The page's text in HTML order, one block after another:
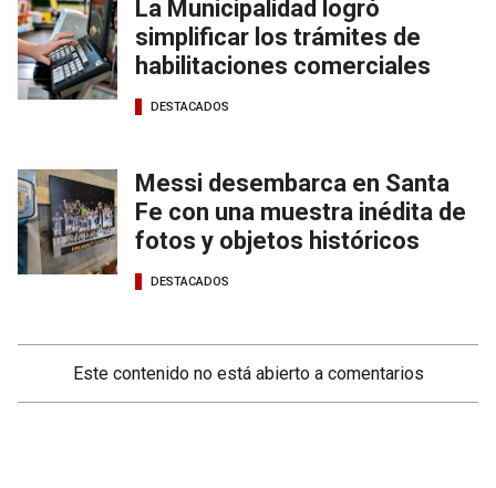
La Municipalidad logró
simplificar los trámites de
habilitaciones comerciales
DESTACADOS
Messi desembarca en Santa
Fe con una muestra inédita de
fotos y objetos históricos
DESTACADOS
Este contenido no está abierto a comentarios